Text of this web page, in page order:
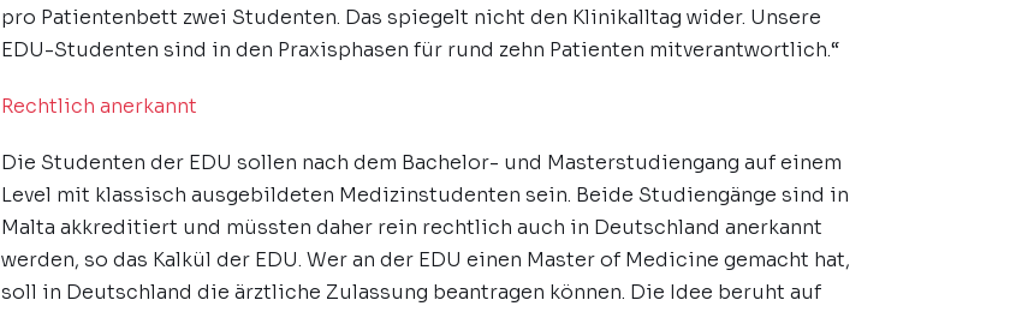
pro Patientenbett zwei Studenten. Das spiegelt nicht den Klinikalltag wider. Unsere
EDU-Studenten sind in den Praxisphasen für rund zehn Patienten mitverantwortlich.“
Rechtlich anerkannt
Die Studenten der EDU sollen nach dem Bachelor- und Masterstudiengang auf einem
Level mit klassisch ausgebildeten Medizinstudenten sein. Beide Studiengänge sind in
Malta akkreditiert und müssten daher rein rechtlich auch in Deutschland anerkannt
werden, so das Kalkül der EDU. Wer an der EDU einen Master of Medicine gemacht hat,
soll in Deutschland die ärztliche Zulassung beantragen können. Die Idee beruht auf